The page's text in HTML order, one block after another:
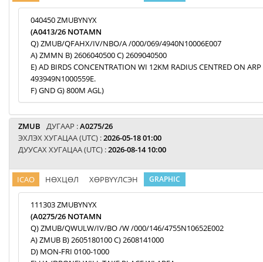
040450 ZMUBYNYX
(A0413/26 NOTAMN
Q) ZMUB/QFAHX/IV/NBO/A /000/069/4940N10006E007
A) ZMMN B) 2606040500 C) 2609040500
E) AD BIRDS CONCENTRATION WI 12KM RADIUS CENTRED ON ARP
493949N1000559E.
F) GND G) 800M AGL)
ZMUB ДУГААР :A0275/26
ЭХЛЭХ ХУГАЦАА (UTC) :2026-05-18 01:00
ДУУСАХ ХУГАЦАА (UTC) :2026-08-14 10:00
ICAO НӨХЦӨЛ ХӨРВҮҮЛСЭН GRAPHIC
111303 ZMUBYNYX
(A0275/26 NOTAMN
Q) ZMUB/QWULW/IV/BO /W /000/146/4755N10652E002
A) ZMUB B) 2605180100 C) 2608141000
D) MON-FRI 0100-1000